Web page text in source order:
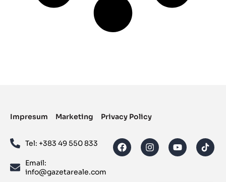
Impresum Marketing Privacy Policy
Tel: ‪+383 49 550 833‬
Email:
info@gazetareale.com